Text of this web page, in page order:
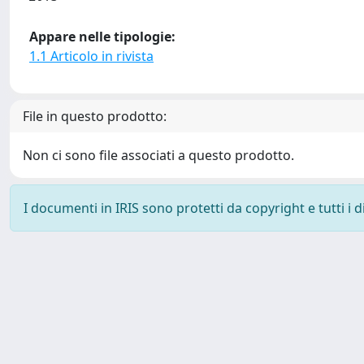
Appare nelle tipologie:
1.1 Articolo in rivista
File in questo prodotto:
Non ci sono file associati a questo prodotto.
I documenti in IRIS sono protetti da copyright e tutti i